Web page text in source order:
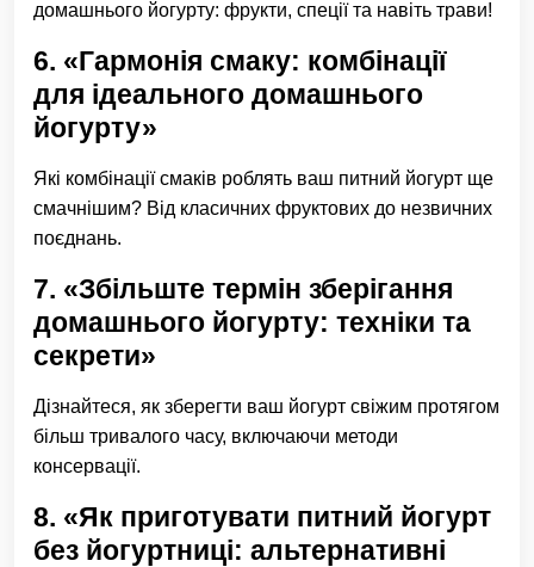
домашнього йогурту: фрукти, спеції та навіть трави!
6. «Гармонія смаку: комбінації
для ідеального домашнього
йогурту»
Які комбінації смаків роблять ваш питний йогурт ще
смачнішим? Від класичних фруктових до незвичних
поєднань.
7. «Збільште термін зберігання
домашнього йогурту: техніки та
секрети»
Дізнайтеся, як зберегти ваш йогурт свіжим протягом
більш тривалого часу, включаючи методи
консервації.
8. «Як приготувати питний йогурт
без йогуртниці: альтернативні